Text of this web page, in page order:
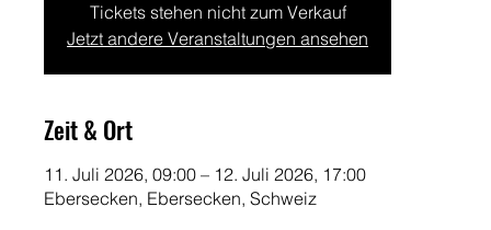
Tickets stehen nicht zum Verkauf
Jetzt andere Veranstaltungen ansehen
Zeit & Ort
11. Juli 2026, 09:00 – 12. Juli 2026, 17:00
Ebersecken, Ebersecken, Schweiz